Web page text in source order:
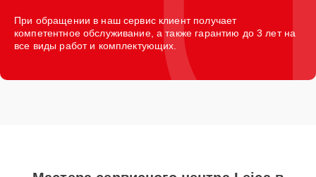
При обращении в наш сервис клиент получает
компетентное обслуживание, а также гарантию до 3 лет на
все виды работ и комплектующих.